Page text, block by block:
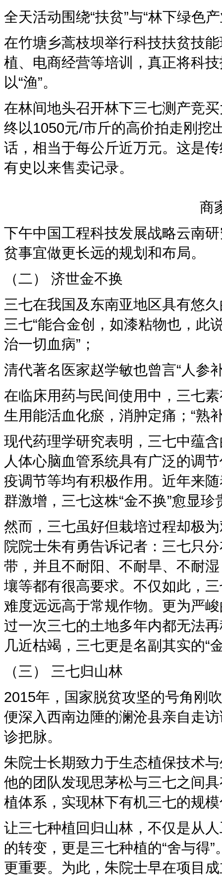
全天活动围绕“扶贫”与“林下绿色
在竹塘乡蒿枝坝举行科技扶贫技
植、电商经营等培训，真正将科
以“渔”。
在林间地头召开林下三七测产竞
终以1050元/市斤的高价拍走刚挖
话，相当于每公斤近万元。这是
有史以来售卖记录。
商
下午中国工程科技发展战略云南
贫事宜做更长远的规划和布局。
（二） 济世金不换
三七在我国及东南亚地区具有悠
三七“能合金创，如漆粘物也，此
治一切血病”；
清代著名医家赵学敏也曾言“人参
在临床用药与民间使用中，三七
生用能活血化瘀，消肿定痛；“熟
现代药理学研究表明，三七中蕴
人体心脑血管系统具有广泛的调
疫调节等均有积极作用。近年来
群激增，三七这株“金不换”愈显珍
然而，三七虽好但栽培过程却极
院院士朱有勇告诉记者：三七只
带，并且不耐阳、不耐旱、不耐
壤等都有很高要求。不仅如此，
难度远远高于常规作物。更为严
过一次三七的土地多年内都无法
几近枯竭，三七更是名副其实的“
（三） 三七归山林
2015年，国家脱贫攻坚的号角刚
便深入西南边陲的澜沧县亲自走
诊把脉。
朱院士长期致力于生态植保技术
他的团队发现思茅松与三七之间
植体系，实现林下有机三七的规
让三七种植回归山林，不仅是从
的转变，更是三七种植的“舍与得
更重要。为此，朱院士早在项目